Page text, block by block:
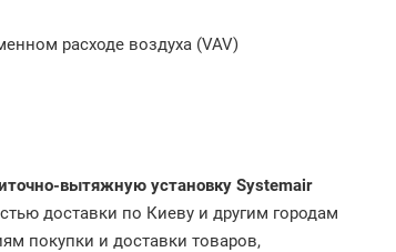
расходе воздуха (VAV)
вытяжную установку Systemair
доставки по Киеву и другим городам
покупки и доставки товаров,